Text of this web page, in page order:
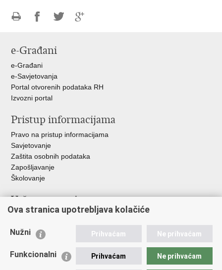
FacebookuTwitteru
e-Građani
e-Građani
e-Savjetovanja
Portal otvorenih podataka RH
Izvozni portal
Pristup informacijama
Pravo na pristup informacijama
Savjetovanje
Zaštita osobnih podataka
Zapošljavanje
Školovanje
Važne poveznice
Ministarstvo unutarnjih poslova
Udruge
Policijska akademija
Ova stranica upotrebljava kolačiće
Nužni Prihvaćam Ne prihvaćam
Funkcionalni Prihvaćam Ne prihvaćam